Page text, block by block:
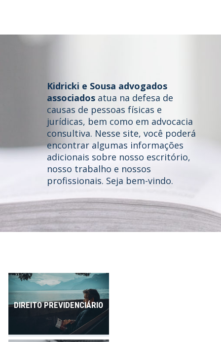
Home
Quem somos
Áreas de Atuação
Profissionais
Contato
Kidricki e Sousa advogados
associadosatua na defesa de
causas de pessoas físicas e
jurídicas, bem como em advocacia
consultiva. Nesse site, você poderá
encontrar algumas informações
adicionais sobre nosso escritório,
nosso trabalho e nossos
profissionais. Seja bem-vindo.
DIREITO PREVIDENCIÁRIO